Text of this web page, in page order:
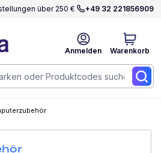
über 250 € +49 32 221856909
Anmelden Warenkorb